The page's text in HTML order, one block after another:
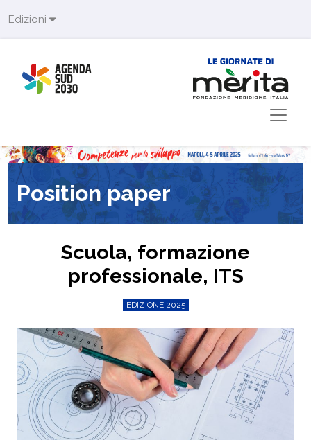
Edizioni
Position paper
Scuola, formazione
professionale, ITS
EDIZIONE 2025